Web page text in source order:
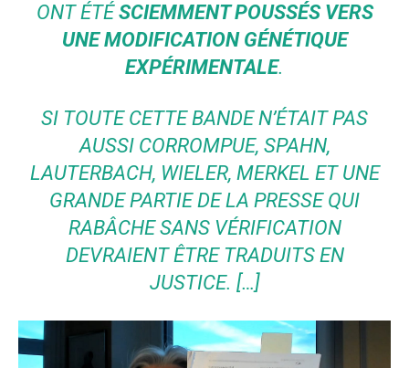
ONT ÉTÉSCIEMMENT POUSSÉS VERS
UNE MODIFICATION GÉNÉTIQUE
EXPÉRIMENTALE.
SI TOUTE CETTE BANDE N’ÉTAIT PAS
AUSSI CORROMPUE, SPAHN,
LAUTERBACH, WIELER, MERKEL ET UNE
GRANDE PARTIE DE LA PRESSE QUI
RABÂCHE SANS VÉRIFICATION
DEVRAIENT ÊTRE TRADUITS EN
JUSTICE. […]